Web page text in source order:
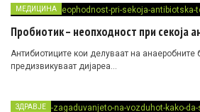
МЕДИЦИНА
Пробиотик – неопходност при секоја
Антибиотиците кои делуваат на анаеробните
предизвикуваат дијареа…
ЗДРАВЈЕ